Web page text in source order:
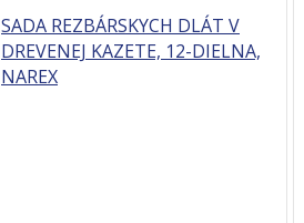
SADA REZBÁRSKYCH DLÁT V
DREVENEJ KAZETE, 12-DIELNA,
NAREX